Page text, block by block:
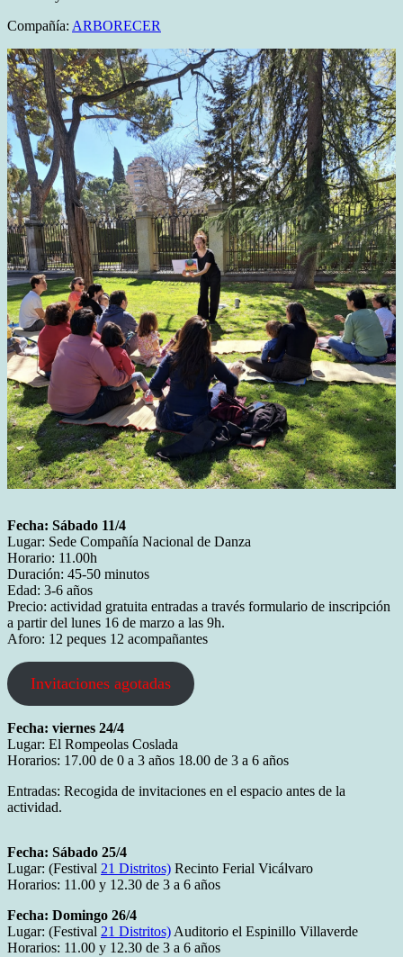
Compañía: ARBORECER
Fecha: Sábado 11/4
Lugar: Sede Compañía Nacional de Danza
Horario: 11.00h
Duración: 45-50 minutos
Edad: 3-6 años
Precio: actividad gratuita entradas a través formulario de inscripción
a partir del lunes 16 de marzo a las 9h.
Aforo: 12 peques 12 acompañantes
Invitaciones agotadas
Fecha: viernes 24/4
Lugar: El Rompeolas Coslada
Horarios: 17.00 de 0 a 3 años 18.00 de 3 a 6 años
Entradas: Recogida de invitaciones en el espacio antes de la
actividad.
Fecha: Sábado 25/4
Lugar: (Festival 21 Distritos) Recinto Ferial Vicálvaro
Horarios: 11.00 y 12.30 de 3 a 6 años
Fecha: Domingo 26/4
Lugar: (Festival 21 Distritos) Auditorio el Espinillo Villaverde
Horarios: 11.00 y 12.30 de 3 a 6 años